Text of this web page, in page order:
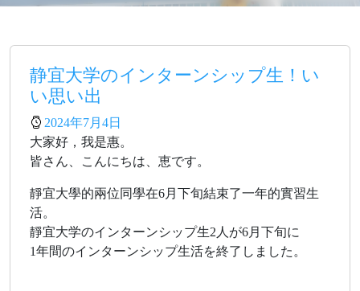
静宜大学のインターンシップ生！い
い思い出
2024年7月4日
大家好，我是惠。
皆さん、こんにちは、恵です。
靜宜大學的兩位同學在6月下旬結束了一年的實習生
活。
靜宜大学のインターンシップ生2人が6月下旬に
1年間のインターンシップ生活を終了しました。